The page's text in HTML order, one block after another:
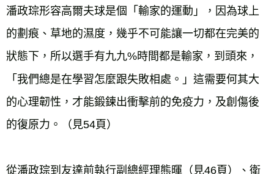
潘政琮形容高爾夫球是個「輸家的運動」，因為球上
的劃痕、草地的濕度，幾乎不可能讓一切都在完美的
狀態下，所以選手有九九%時間都是輸家，到頭來，
「我們總是在學習怎麼跟失敗相處。」這需要何其大
的心理韌性，才能鍛鍊出衝擊前的免疫力，及創傷後
的復原力。（見54頁）
從潘政琮到友達前執行副總經理熊暉（見46頁）、衛